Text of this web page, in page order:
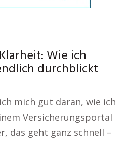
Wie ich
durchblickt
mich gut daran, wie ich
Versicherungsportal
das geht ganz schnell –